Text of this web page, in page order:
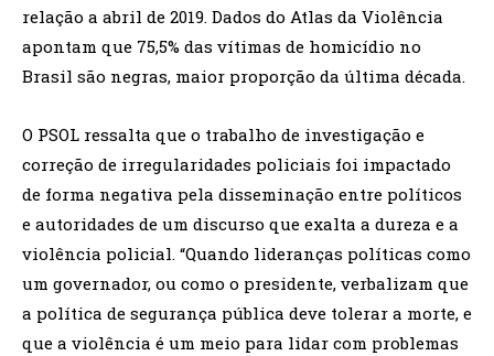
relação a abril de 2019. Dados do Atlas da Violência
apontam que 75,5% das vítimas de homicídio no
Brasil são negras, maior proporção da última década.
O PSOL ressalta que o trabalho de investigação e
correção de irregularidades policiais foi impactado
de forma negativa pela disseminação entre políticos
e autoridades de um discurso que exalta a dureza e a
violência policial. “Quando lideranças políticas como
um governador, ou como o presidente, verbalizam que
a política de segurança pública deve tolerar a morte, e
que a violência é um meio para lidar com problemas